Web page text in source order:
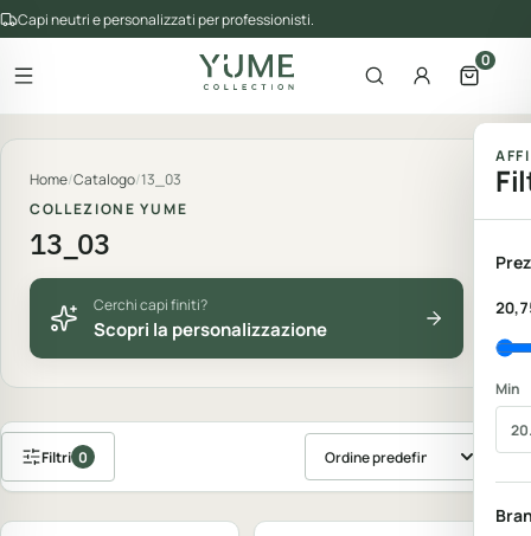
Capi neutri e personalizzati per professionisti.
Apri il menu
del catalogo
Apri la ricerca
AccountApri il
0
Home/Catalogo/13_03
COLLEZIONE YUME
13_03
Cerchi capi finiti?
Scopri la personalizzazione
Min
Filtri 0 Ordina prodotti
Personalizzabile Personalizzabile